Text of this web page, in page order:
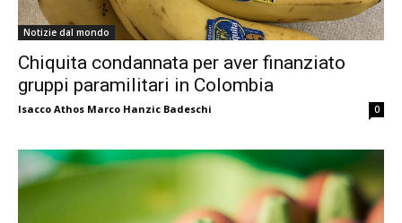
Notizie dal mondo
Chiquita condannata per aver finanziato
gruppi paramilitari in Colombia
Isacco Athos Marco Hanzic Badeschi 0